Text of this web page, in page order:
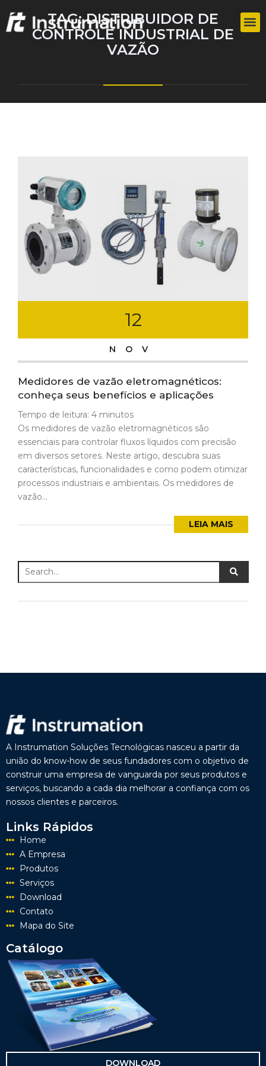
TAG:DISTRIBUIDOR DE
CONTROLE INDUSTRIAL DE
VAZÃO
12
NOV
Medidores de vazão eletromagnéticos:
conheça seus benefícios e aplicações
Tempo de leitura: 4 minutos
Os medidores de vazão eletromagnéticos são
essenciais para controlar fluxos líquidos com precisão
em diversos setores. Neste artigo, descubra suas
características, funcionalidades e como podem otimizar
processos industriais e ambientais. Os medidores de
vazão...
LEIA MAIS
A Instrumation Soluções Tecnológicas nasceu a partir da
união do know-how de seus fundadores com o objetivo de
construir uma empresa de vanguarda por seus produtos e
serviços, buscando a cada dia melhorar a confiança com os
nossos clientes e parceiros.
Links Rápidos
Home
A Empresa
Produtos
Serviços
Download
Contato
Mapa do Site
Catálogo
DOWNLOAD